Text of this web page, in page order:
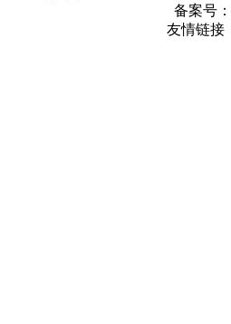
备案号：
友情链接